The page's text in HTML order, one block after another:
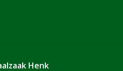
Henk